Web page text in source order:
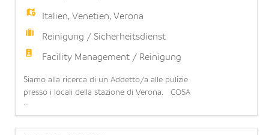
Italien,Venetien,Verona
Reinigung / Sicherheitsdienst
Facility Management / Reinigung
Siamo alla ricerca di un Addetto/a alle pulizie
presso i locali della stazione di Verona. COSA
OFFRIAMO: Contratto part-time: 6 ore settimanali
(part time orizzontale 15%) su 6 giorni lavorativi a
settimana (turnazione da lunedì a domenica).
...